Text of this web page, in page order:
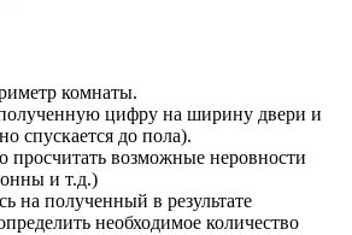
комнаты.
цифру на ширину двери и
спускается до пола).
просчитать возможные неровности
и т.д.)
на полученный в результате
необходимое количество